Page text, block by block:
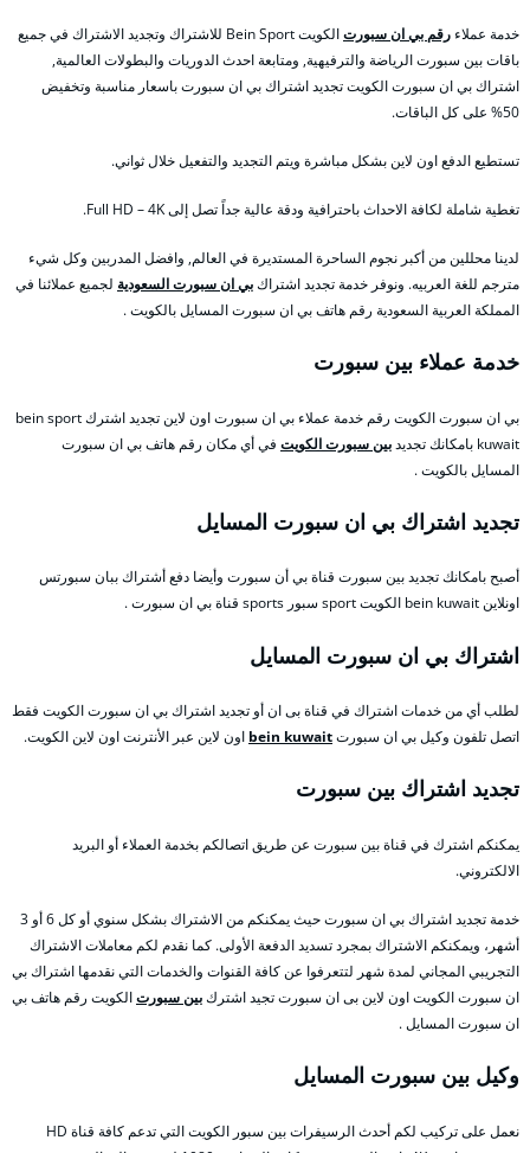
خدمة عملاء رقم بي ان سبورت
الكويت Bein Sport للاشتراك وتجديد الاشتراك في جميع
باقات بين سبورت الرياضة والترفيهية, ومتابعة احدث الدوريات والبطولات العالمية,
اشتراك بي ان سبورت الكويت تجديد اشتراك بي ان سبورت باسعار مناسبة وتخفيض
50% على كل الباقات.
تستطيع الدفع اون لاين بشكل مباشرة ويتم التجديد والتفعيل خلال ثواني.
تغطية شاملة لكافة الاحداث باحترافية ودقة عالية جداً تصل إلى Full HD – 4K.
لدينا محللين من أكبر نجوم الساحرة المستديرة في العالم, وافضل المدربين وكل شيء
مترجم للغة العربيه. ونوفر خدمة تجديد اشتراكبي ان سبورت السعودية لجميع عملائنا في
المملكة العربية السعودية رقم هاتف بي ان سبورت المسايل بالكويت .
خدمة عملاء بين سبورت
بي ان سبورت الكويت رقم خدمة عملاء بي ان سبورت اون لاين تجديد اشترك bein sport
kuwait بامكانك تجديد
بين سبورت الكويت في أي مكان رقم هاتف بي ان سبورت
المسايل بالكويت .
تجديد اشتراك بي ان سبورت المسايل
أصبح بامكانك تجديد بين سبورت قناة بي أن سبورت وأيضا دفع أشتراك ببان سبورتس
اونلاين bein kuwait الكويت sport سبور sports قناة بي ان سبورت .
اشتراك بي ان سبورت المسايل
لطلب أي من خدمات اشتراك في قناة بى ان أو تجديد اشتراك بي ان سبورت الكويت فقط
اتصل تلفون وكيل بي ان سبورتbein kuwait اون لاين عبر الأنترنت اون لاين الكويت.
تجديد اشتراك بين سبورت
يمكنكم اشترك في قناة بين سبورت عن طريق اتصالكم بخدمة العملاء أو البريد
الالكتروني.
خدمة تجديد اشتراك بي ان سبورت حيث يمكنكم من الاشتراك بشكل سنوي أو كل 6 أو 3
أشهر، ويمكنكم الاشتراك بمجرد تسديد الدفعة الأولى. كما نقدم لكم معاملات الاشتراك
التجريبي المجاني لمدة شهر لتتعرفوا عن كافة القنوات والخدمات التي نقدمها اشتراك بي
ان سبورت الكويت اون لاين بى ان سبورت تجيد اشتركبين سبورتالكويت رقم هاتف بي
ان سبورت المسايل .
وكيل بين سبورت المسايل
نعمل على تركيب لكم أحدث الرسيفرات بين سبور الكويت التي تدعم كافة قناة HD